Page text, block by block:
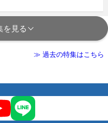
を見る
≫ 過去の特集はこちら